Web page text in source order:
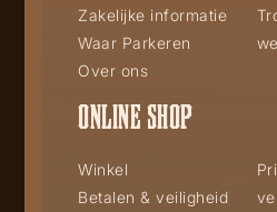
Zakelijke informatie
Waar Parkeren
Over ons
ONLINE SHOP
Winkel
Betalen & veiligheid